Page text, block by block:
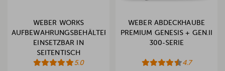
WEBER WORKS
AUFBEWAHRUNGSBEHÄLTER,
EINSETZBAR IN
SEITENTISCH
5.0
WEBER ABDECKHAUBE
PREMIUM GENESIS + GEN.II
300-SERIE
4.7